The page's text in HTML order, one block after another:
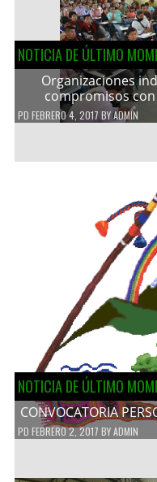
NOTICIA DE ÚLTIMO
Organizaciones
compromisos
PD FEBRERO 4, 2017 BYADMIN
NOTICIA DE ÚLTIMO
CONVOCATORIA
PD FEBRERO 2, 2017 BYADMIN